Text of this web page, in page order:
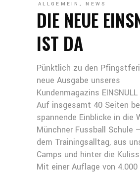
ALLGEMEIN , NEWS
DIE NEUE
IST DA
Pünktlich zu den
neue Ausgabe unseres
Kundenmagazins
Auf insgesamt 40 Seiten
spannende Einblicke in die
Münchner Fussball Schule
dem Trainingsalltag, aus
Camps und hinter die
Mit einer Auflage von